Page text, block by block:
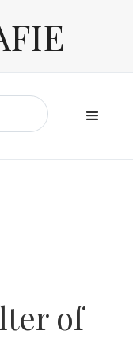
of